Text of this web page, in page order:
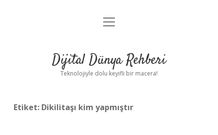
Anasayfa
Yasal Uyarı
menüyü
Dijital Dünya Rehberi
Teknolojiyle dolu keyifli bir macera!
Etiket: Dikilitaşı kim yapmıştır